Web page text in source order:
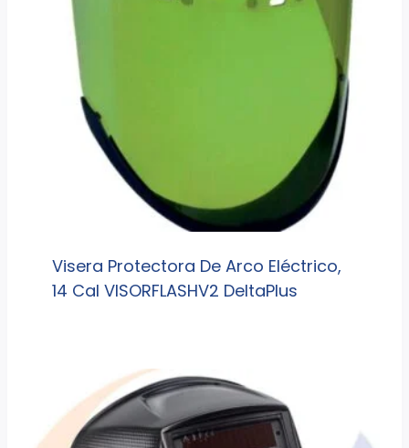
Visera Protectora De Arco Eléctrico,
14 Cal VISORFLASHV2 DeltaPlus